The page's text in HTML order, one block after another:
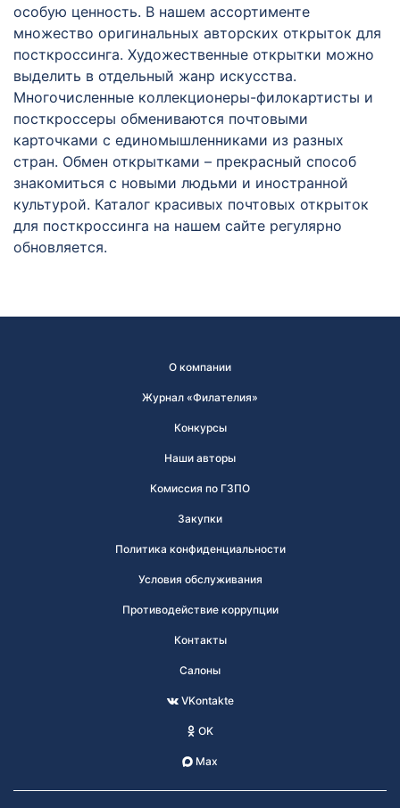
особую ценность. В нашем ассортименте
множество оригинальных авторских открыток для
посткроссинга. Художественные открытки можно
выделить в отдельный жанр искусства.
Многочисленные коллекционеры-филокартисты и
посткроссеры обмениваются почтовыми
карточками с единомышленниками из разных
стран. Обмен открытками – прекрасный способ
знакомиться с новыми людьми и иностранной
культурой. Каталог красивых почтовых открыток
для посткроссинга на нашем сайте регулярно
обновляется.
О компании
Журнал «Филателия»
Конкурсы
Наши авторы
Комиссия по ГЗПО
Закупки
Политика конфиденциальности
Условия обслуживания
Противодействие коррупции
Контакты
Салоны
VKontakte
OK
Max